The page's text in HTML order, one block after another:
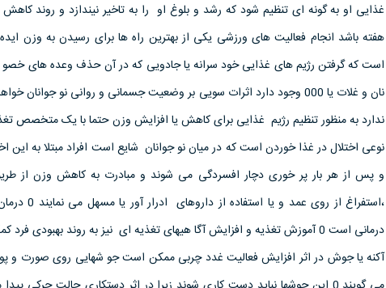
غذایی او به گونه ای تنظیم شود که رشد و بلوغ او را به تاخیر نیندازد و روند
هفته باشد انجام فعالیت های ورزشی یکی از بهترین راه ها برای رسیدن به وزن
است که گرفتن رژیم های غذایی خود سرانه یا جادویی که در آن حذف وعده های
نان و غلات یا 000 وجود دارد اثرات سویی بر وضعیت جسمانی و روانی نو
ندارد به منظور تنظیم رژیم غذایی برای کاهش یا افزایش وزن حتما با یک متخصص
نوعی اختلال در غذا خوردن است که در میان نو جوانان شایع است افراد مبتلا به این
و پس از هر بار پر خوری دچار افسردگی می شوند و مبادرت به کاهش وزن از
،استفراغ از
درمانی است 0 آموزش تغذیه و افزایش آگا هیهای تغذیه ای نیز به روند بهبودی فرد کمک زیاد ی خواهد کرد
آکنه یا جوش در اثر افزایش فعالیت غدد چربی ممکن است جو شهایی روی صورت و